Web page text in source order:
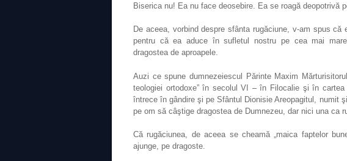
Biserica nu! Ea nu face deosebire. Ea se roagă deopotrivă
De aceea, vorbind despre sfânta rugăciune, v-am spus
pentru că ea aduce în sufletul nostru pe cea mai
dragostea de aproapele.
Auzi ce spune dumnezeiescul Părinte Maxim
teologiei ortodoxe” în secolul VI – în Filocalie şi în
întrece în gândire şi pe Sfântul Dionisie Areopagitul, numit
pe om să câştige dragostea de Dumnezeu, dar nici una ca
Că rugăciunea, de aceea se cheamă „maica faptelor
ajunge, pe dragoste.